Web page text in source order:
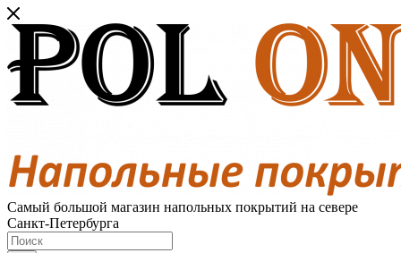
Самый большой магазин напольных покрытий на севере
Санкт-Петербурга